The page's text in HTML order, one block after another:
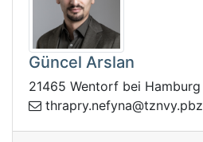
Güncel Arslan
21465 Wentorf bei Hamburg
zbp.yvnzt@anyfen.yrpar
ht